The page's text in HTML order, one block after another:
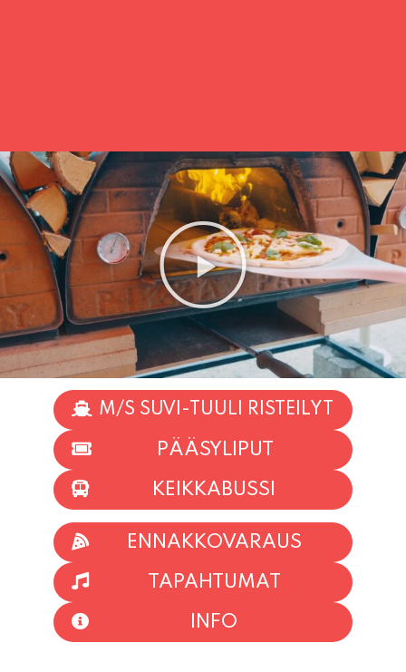
M/S SUVI-TUULI RISTEILYT
PÄÄSYLIPUT
KEIKKABUSSI
ENNAKKOVARAUS
TAPAHTUMAT
INFO